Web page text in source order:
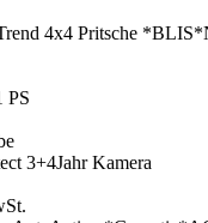
4x4 Pritsche
PS
3+4Jahr Kamera